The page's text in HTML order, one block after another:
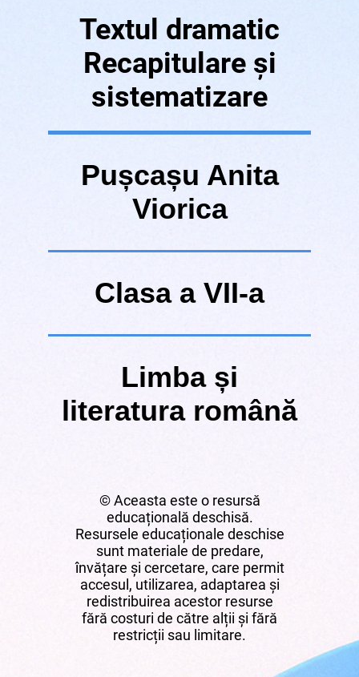
Textul dramatic
Recapitulare și
sistematizare
Pușcașu Anita
Viorica
Clasa a VII-a
Limba și
literatura română
© Aceasta este o resursă
educațională deschisă.
Resursele educaționale deschise
sunt materiale de predare,
învățare și cercetare, care permit
accesul, utilizarea, adaptarea și
redistribuirea acestor resurse
fără costuri de către alții și fără
restricții sau limitare.